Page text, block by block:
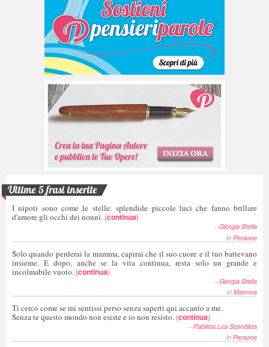
Ultime 5 frasi inserite
I nipoti sono come le stelle: splendide piccole luci che fanno brillare
d'amore gli occhi dei nonni. (continua)
--Giorgia Stella
in Persone
Solo quando perderai la mamma, capirai che il suo cuore e il tuo battevano
insieme. E dopo, anche se la vita continua, resta solo un grande e
incolmabile vuoto. (continua)
--Giorgia Stella
in Mamma
Ti cerco come se mi sentissi perso senza saperti qui accanto a me.
Senza te questo mondo non esiste e io non resisto. (continua)
--Pablitos Los Sconditos
in Persone